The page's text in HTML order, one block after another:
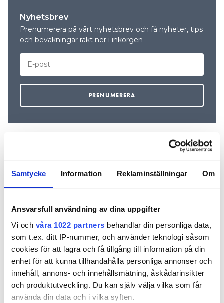
Samtycke Information Reklaminställningar Om
Ansvarsfull användning av dina uppgifter
Vi och våra 1022 partners behandlar din personliga data,
som t.ex. ditt IP-nummer, och använder teknologi såsom
cookies för att lagra och få tillgång till information på din
enhet för att kunna tillhandahålla personliga annonser och
innehåll, annons- och innehållsmätning, åskådarinsikter
och produktutveckling. Du kan själv välja vilka som får
använda din data och i vilka syften.
Nyhetsbrev
Prenumerera på vårt nyhetsbrev och få nyheter, tips
och bevakningar rakt ner i inkorgen
REKOMMENDERADE ARTIKLAR
Rörmokaren
Johnny, 82, om
värsta missen:
“Jag blev rejält
duschad”
82-årige
rörmokaren: ”Gör
inget utan att
ringa mig om ni är
osäkra”
”Jag tror
är svårt
rekrytera